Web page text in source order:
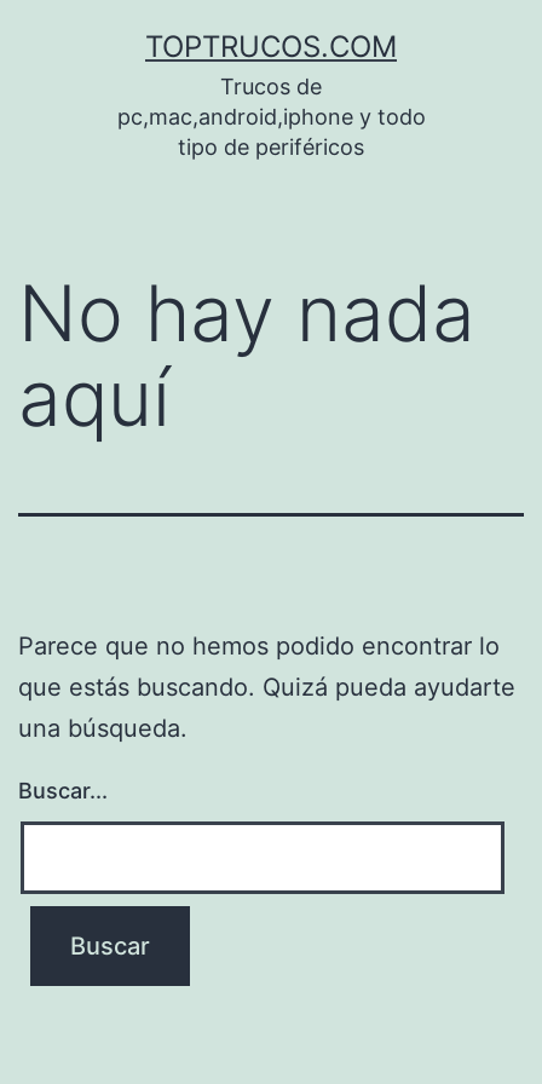
TOPTRUCOS.COM
Trucos de
pc,mac,android,iphone y todo
tipo de periféricos
No hay nada
aquí
Parece que no hemos podido encontrar lo
que estás buscando. Quizá pueda ayudarte
una búsqueda.
Buscar...